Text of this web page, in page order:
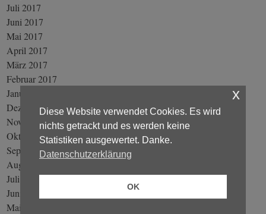
Juli 2017
Juni 2017
Mai 2017
April 2017
März 2017
Februar 2017
Januar 2017
Dezember 2016
November 2016
Oktober 2016
September 2016
August 2016
Juli 2016
Juni 2016
Mai 2016
Diese Website verwendet Cookies. Es wird
nichts getrackt und es werden keine
Statistiken ausgewertet. Danke.
Datenschutzerklärung
OK
x